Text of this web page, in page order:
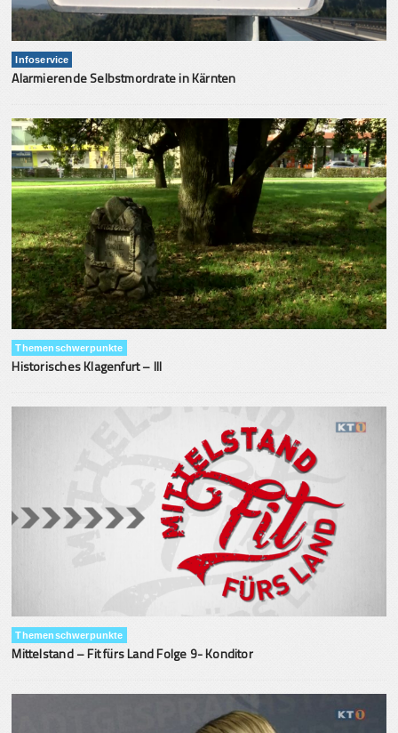
Infoservice
Alarmierende Selbstmordrate in Kärnten
Themenschwerpunkte
Historisches Klagenfurt – III
Themenschwerpunkte
Mittelstand – Fit fürs Land Folge 9- Konditor